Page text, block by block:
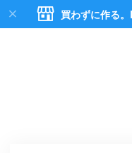
買わずに作る